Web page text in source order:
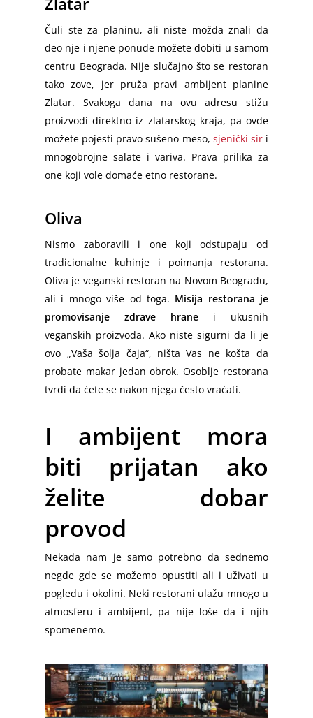
Čuli ste za planinu, ali niste možda znali da
deo nje i njene ponude možete dobiti u samom
centru Beograda. Nije slučajno što se restoran
tako zove, jer pruža pravi ambijent planine
Zlatar. Svakoga dana na ovu adresu stižu
proizvodi direktno iz zlatarskog kraja, pa ovde
možete pojesti pravo sušeno meso, sjenički siri
mnogobrojne salate i variva. Prava prilika za
one koji vole domaće etno restorane.
Oliva
Nismo zaboravili i one koji odstupaju od
tradicionalne kuhinje i poimanja restorana.
Oliva je veganski restoran na Novom Beogradu,
ali i mnogo više od toga. Misija restorana je
promovisanje zdrave hrane i ukusnih
veganskih proizvoda. Ako niste sigurni da li je
ovo „Vaša šolja čaja“, ništa Vas ne košta da
probate makar jedan obrok. Osoblje restorana
tvrdi da ćete se nakon njega često vraćati.
I ambijent mora
biti prijatan ako
želite dobar
provod
Nekada nam je samo potrebno da sednemo
negde gde se možemo opustiti ali i uživati u
pogledu i okolini. Neki restorani ulažu mnogo u
atmosferu i ambijent, pa nije loše da i njih
spomenemo.
Početna
Selidbe u Beogradu
Vračar
Stari grad
Palilula
Novi Beograd
Savski venac
Barajevo
Lazarevac
Obrenovac
Grocka
Selidbe Cena
Usluge
Selidbe Kuća
Selidbe Firmi
Pakovanje za Selidbe
Kutije za Selidbe
Skladište za Nameštaj
Kombi Selidbe Beograd
Besplatna Procena Selidbe
Prevoz Transport Selidbe
Selidba Klavira
Prevoz Kućnih Ljubimaca
Montaža Nameštaja
Selidbe Bele Tehnike
Ikea Dostava
Odnošenje Šuta
Kombi Transport
Kombi Prevoz Nameštaja
Kombi Prevoz Robe
Kamionski Prevoz
Međunarodni Prevoz
Međugradski Prevoz
Međugradski Prevoz Robe
Beograd – Niš
Beograd – Novi Sad
Beograd – Sokobanja
Međunarodni Prevoz Robe
Srbija – Nemačka
Nemačka – Srbija
Austrija – Srbija
Beograd – Sarajevo
Beograd – Skoplje
Beograd – Trebinje
Srbija – Crna Gora
Berlin – Srbija
Frankfurt – Beograd
Stuttgart – Beograd
Međunarodne Selidbe
Nemačka – Srbija
Austrija – Srbija
Srbija – Hrvatska
Srbija – BiH
Srbija – Slovenija
Srbija – Nemačka
Međugradske Selidbe
Novi Sad
Niš
Kragujevac
Užice
Valjevo
Pančevo
Mladenovac
Zaječar
Jagodina
Loznica
Prokuplje
Novi Pazar
Blog
O nama
Mapa sajta
Video
Kontakt